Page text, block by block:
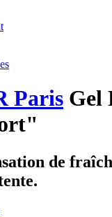
Paris Gel
de